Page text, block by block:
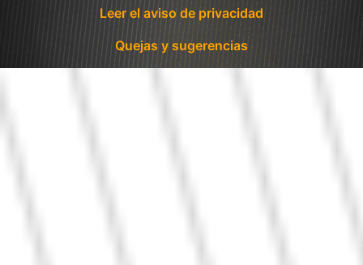
Leer el aviso de privacidad
Quejas y sugerencias